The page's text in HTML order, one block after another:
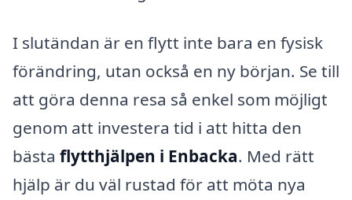
I slutändan är en flytt inte bara en fysisk
förändring, utan också en ny början. Se till
att göra denna resa så enkel som möjligt
genom att investera tid i att hitta den
bästa flytthjälpen i Enbacka. Med rätt
hjälp är du väl rustad för att möta nya